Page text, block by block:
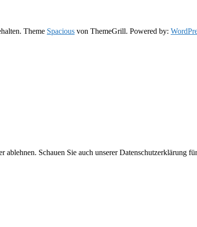
Theme Spacious von ThemeGrill. Powered by:
ablehnen. Schauen Sie auch unserer Datenschutzerklärung